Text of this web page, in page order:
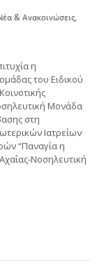
& Ανακοινώσεις
η
του Ειδικού
Μονάδα
στη
Ιατρείων
“Παναγία η
Νοσηλευτική